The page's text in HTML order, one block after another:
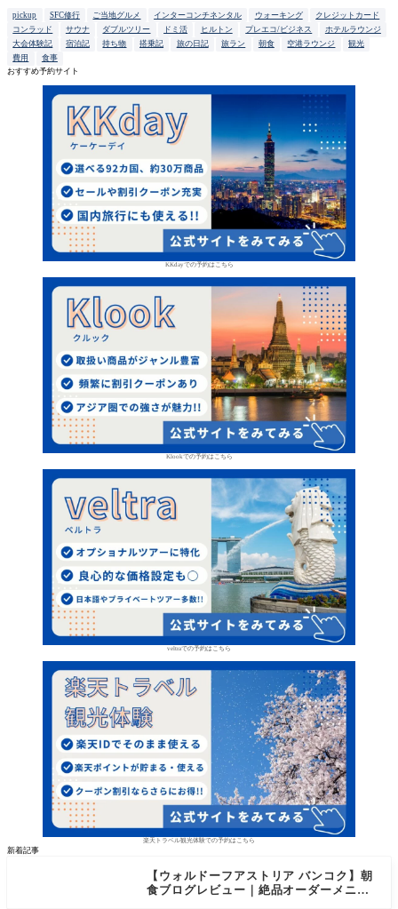
pickup SFC修行 ご当地グルメ インターコンチネンタル ウォーキング
クレジットカード
コンラッド
サウナ ダブルツリー ドミ活 ヒルトン プレエコ/ビジネス
ホテルラウンジ
大会体験記
宿泊記 持ち物 搭乗記 旅の日記 旅ラン 朝食 空港ラウンジ
観光
費用
食事
おすすめ予約サイト
KKdayでの予約はこちら
Klookでの予約はこちら
veltraでの予約はこちら
楽天トラベル観光体験での予約はこちら
新着記事
【ウォルドーフアストリア バンコク】朝
食ブログレビュー｜絶品オーダーメニュ